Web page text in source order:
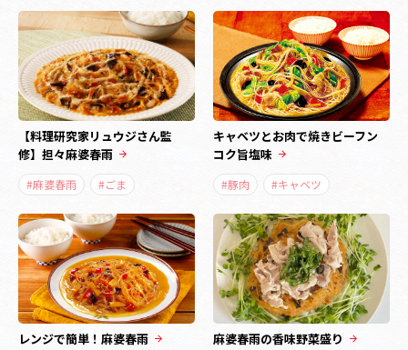
【料理研究家リュウジさん監
修】担々麻婆春雨
#麻婆春雨 #ごま
キャベツとお肉で焼きビーフン
コク旨塩味
#豚肉 #キャベツ
レンジで簡単！麻婆春雨 麻婆春雨の香味野菜盛り